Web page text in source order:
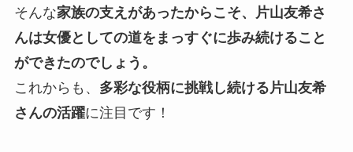
そんな家族の支えがあったからこそ、片山友希さ
んは女優としての道をまっすぐに歩み続けること
ができたのでしょう。
これからも、 多彩な役柄に挑戦し続ける片山友希
さんの活躍に注目です！